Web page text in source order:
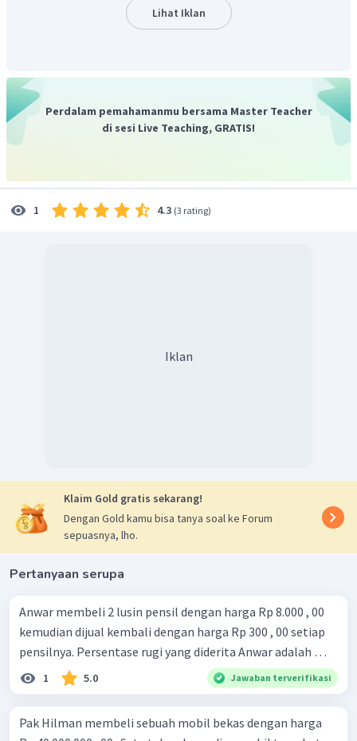
Lihat Iklan
Perdalam pemahamanmu bersama Master Teacher
di sesi Live Teaching, GRATIS!
1 4.3 (3 rating)
Iklan
Klaim Gold gratis sekarang!
Dengan Gold kamu bisa tanya soal ke Forum
sepuasnya, lho.
Pertanyaan serupa
Anwar membeli 2 lusin pensil dengan harga Rp 8.000 , 00
kemudian dijual kembali dengan harga Rp 300 , 00 setiap
pensilnya. Persentase rugi yang diderita Anwar adalah …
1 5.0 Jawaban terverifikasi
Pak Hilman membeli sebuah mobil bekas dengan harga